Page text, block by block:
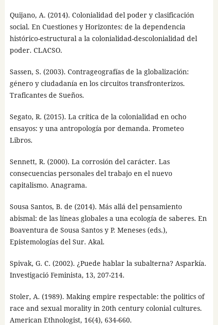
Quijano, A. (2014). Colonialidad del poder y clasificación
social. En Cuestiones y Horizontes: de la dependencia
histórico-estructural a la colonialidad-descolonialidad del
poder. CLACSO.
Sassen, S. (2003). Contrageografías de la globalización:
género y ciudadanía en los circuitos transfronterizos.
Traficantes de Sueños.
Segato, R. (2015). La crítica de la colonialidad en ocho
ensayos: y una antropología por demanda. Prometeo
Libros.
Sennett, R. (2000). La corrosión del carácter. Las
consecuencias personales del trabajo en el nuevo
capitalismo. Anagrama.
Sousa Santos, B. de (2014). Más allá del pensamiento
abismal: de las líneas globales a una ecología de saberes. En
Boaventura de Sousa Santos y P. Meneses (eds.),
Epistemologías del Sur. Akal.
Spivak, G. C. (2002). ¿Puede hablar la subalterna? Asparkía.
Investigació Feminista, 13, 207-214.
Stoler, A. (1989). Making empire respectable: the politics of
race and sexual morality in 20th century colonial cultures.
American Ethnologist, 16(4), 634-660.